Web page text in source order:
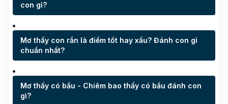
con gì?
Mơ thấy con rắn là điềm tốt hay xấu? Đánh con gì
chuẩn nhất?
Mơ thấy có bầu - Chiêm bao thấy có bầu đánh con
gì?